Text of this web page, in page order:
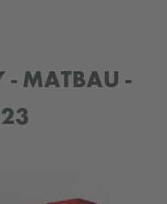
- MATBAU -